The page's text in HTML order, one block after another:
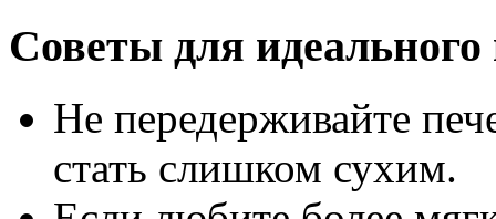
Советы для идеального
Не передерживайте
стать слишком сухим.